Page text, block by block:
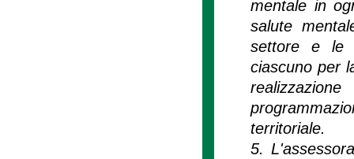
mentale in
salute
settore e le
ciascuno per
territoriale.
5.